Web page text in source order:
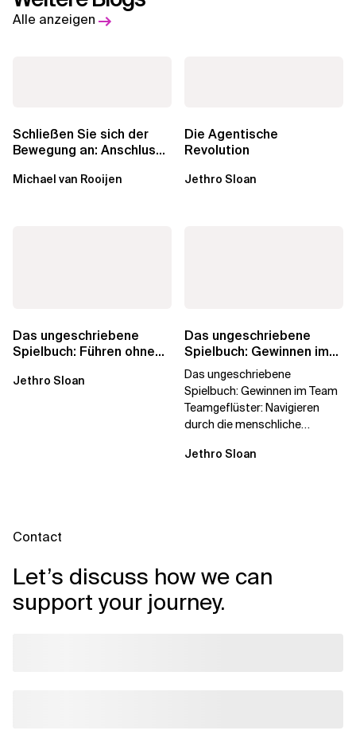
Alle anzeigen
Schließen Sie sich der
Bewegung an: Anschluss
Michael van Rooijen
Die Agentische
Revolution
Jethro Sloan
Das ungeschriebene
Spielbuch: Führen ohne
Jethro Sloan
Das ungeschriebene
Spielbuch: Gewinnen im
Team
Das ungeschriebene
Spielbuch: Gewinnen im Team
Teamgeflüster: Navigieren
durch die menschliche
vorbereitet hat „Wir...
Jethro Sloan
Contact
Let’s discuss how we can
support your journey.